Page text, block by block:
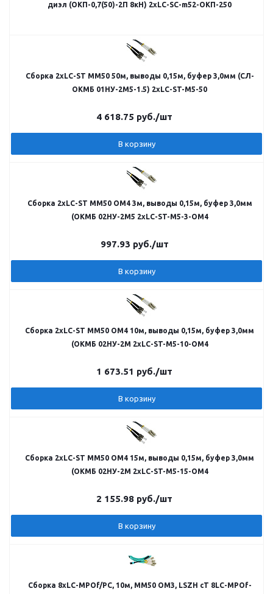
диэл (ОКП-0,7(50)-2П 8кН) 2хLC-SC-m52-ОКП-250
Сборка 2хLC-ST MM50 50м, выводы 0,15м, буфер 3,0мм (СЛ-
ОКМБ 01НУ-2М5-1.5) 2хLC-ST-M5-50
4 618.75 руб./шт
В корзину
Сборка 2хLC-ST MM50 ОМ4 3м, выводы 0,15м, буфер 3,0мм
(ОКМБ 02НУ-2М5 2хLC-ST-M5-3-ОМ4
997.93 руб./шт
В корзину
Сборка 2хLC-ST MM50 ОМ4 10м, выводы 0,15м, буфер 3,0мм
(ОКМБ 02НУ-2М 2хLC-ST-M5-10-ОМ4
1 673.51 руб./шт
В корзину
Сборка 2хLC-ST MM50 ОМ4 15м, выводы 0,15м, буфер 3,0мм
(ОКМБ 02НУ-2М 2хLC-ST-M5-15-ОМ4
2 155.98 руб./шт
В корзину
Сборка 8хLC-MPOf/PC, 10м, MM50 OM3, LSZH cT 8LC-MPOf-